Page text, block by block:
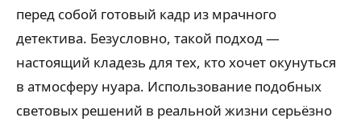
перед собой готовый кадр из мрачного
детектива. Безусловно, такой подход —
настоящий кладезь для тех, кто хочет окунуться
в атмосферу нуара. Использование подобных
световых решений в реальной жизни серьёзно